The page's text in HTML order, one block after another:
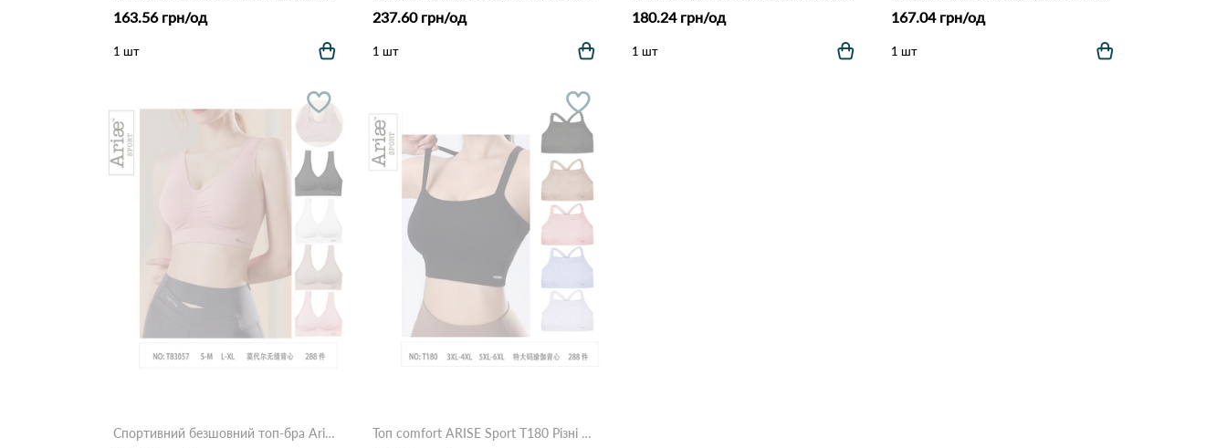
163.56 грн/од
1 шт
237.60 грн/од
1 шт
180.24 грн/од
1 шт
167.04 грн/од
1 шт
Спортивний безшовний топ-бра Ariae Sport (Опт) 83057 Різні кольори Топ comfort ARISE Sport T180 Різні кольори